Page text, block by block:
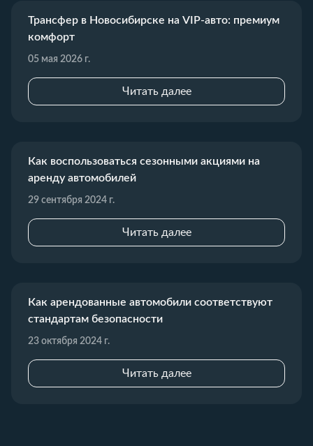
Трансфер в Новосибирске на VIP-авто: премиум
комфорт
05 мая 2026 г.
Читать далее
Как воспользоваться сезонными акциями на
аренду автомобилей
29 сентября 2024 г.
Читать далее
Как арендованные автомобили соответствуют
стандартам безопасности
23 октября 2024 г.
Читать далее